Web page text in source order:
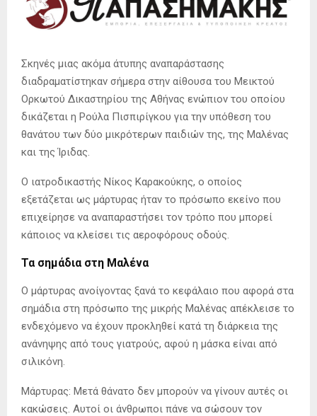
Σκηνές μιας ακόμα άτυπης αναπαράστασης
διαδραματίστηκαν σήμερα στην αίθουσα του Μεικτού
Ορκωτού Δικαστηρίου της Αθήνας ενώπιον του οποίου
δικάζεται η Ρούλα Πισπιρίγκου για την υπόθεση του
θανάτου των δύο μικρότερων παιδιών της, της Μαλένας
και της Ίριδας.
Ο ιατροδικαστής Νίκος Καρακούκης, ο οποίος
εξετάζεται ως μάρτυρας ήταν το πρόσωπο εκείνο που
επιχείρησε να αναπαραστήσει τον τρόπο που μπορεί
κάποιος να κλείσει τις αεροφόρους οδούς.
Τα σημάδια στη Μαλένα
Ο μάρτυρας ανοίγοντας ξανά το κεφάλαιο που αφορά στα
σημάδια στη πρόσωπο της μικρής Μαλένας απέκλεισε το
ενδεχόμενο να έχουν προκληθεί κατά τη διάρκεια της
ανάνηψης από τους γιατρούς, αφού η μάσκα είναι από
σιλικόνη.
Μάρτυρας: Μετά θάνατο δεν μπορούν να γίνουν αυτές οι
κακώσεις. Αυτοί οι άνθρωποι πάνε να σώσουν τον